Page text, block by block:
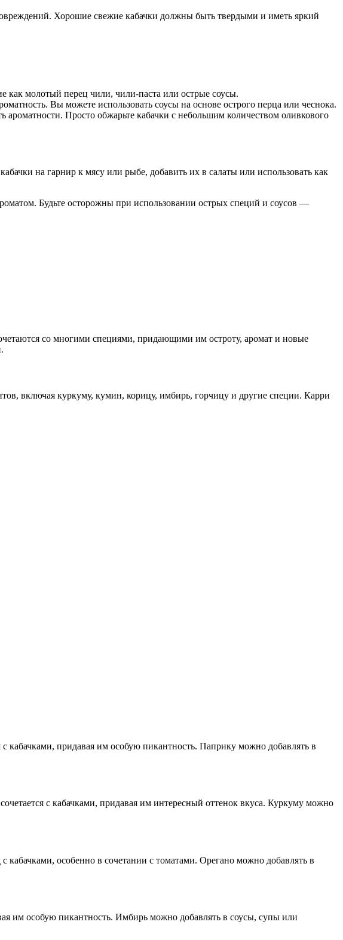
Хорошие свежие кабачки должны быть твердыми и иметь яркий
как молотый перец чили, чили-паста или острые соусы.
Вы можете использовать соусы на основе острого перца или чеснока.
Просто обжарьте кабачки с небольшим количеством оливкового
на гарнир к мясу или рыбе, добавить их в салаты или использовать как
Будьте осторожны при использовании острых специй и соусов —
со многими специями, придающими им остроту, аромат и новые
включая куркуму, кумин, корицу, имбирь, горчицу и другие специи. Карри
кабачками, придавая им особую пикантность. Паприку можно добавлять в
с кабачками, придавая им интересный оттенок вкуса. Куркуму можно
особенно в сочетании с томатами. Орегано можно добавлять в
им особую пикантность. Имбирь можно добавлять в соусы, супы или